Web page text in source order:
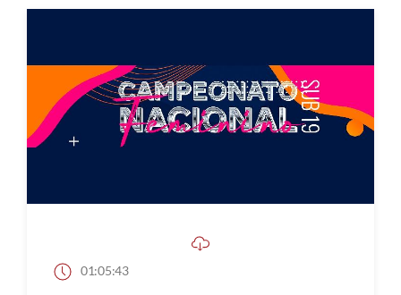
01:05:43